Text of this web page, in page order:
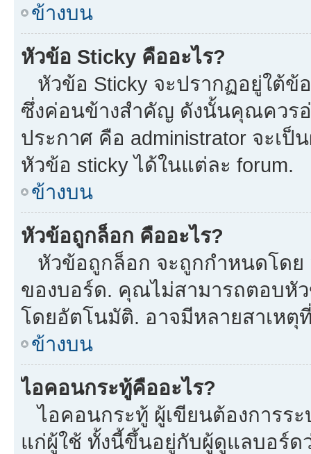
ข้างบน
หัวข้อ Sticky คืออะไร?
หัวข้อ Sticky จะปรากฏอยู่ใต้ข้
ซึ่งค่อนข้างสำคัญ ดังนั้นคุณควรอ่
ประกาศ คือ administrator จะเ
หัวข้อ sticky ได้ในแต่ละ forum.
ข้างบน
หัวข้อถูกล็อก คืออะไร?
หัวข้อถูกล็อก จะถูกกำหนดโดย
ของบอร์ด. คุณไม่สามารถตอบหั
โดยอัตโนมัติ. อาจมีหลายสาเหตุ
ข้างบน
ไอคอนกระทู้คืออะไร?
ไอคอนกระทู้ ผู้เขียนต้องการร
แก่ผู้ใช้ ทั้งนี้ขึ้นอยู่กับผู้ดูแลบอร์ด